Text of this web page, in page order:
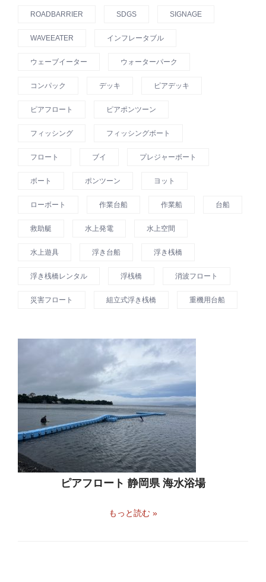
ROADBARRIER SDGS SIGNAGE
WAVEEATER インフレータブル
ウェーブイーター ウォーターパーク
コンパック デッキ ピアデッキ
ピアフロート ピアポンツーン
フィッシング フィッシングボート
フロート ブイ プレジャーボート
ボート ポンツーン ヨット
ローボート 作業台船 作業船 台船
救助艇 水上発電 水上空間
水上遊具 浮き台船 浮き桟橋
浮き桟橋レンタル 浮桟橋 消波フロート
災害フロート 組立式浮き桟橋 重機用台船
ピアフロート 静岡県 海水浴場
もっと読む »